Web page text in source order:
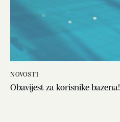
NOVOSTI
Obavijest za korisnike bazena! ‍